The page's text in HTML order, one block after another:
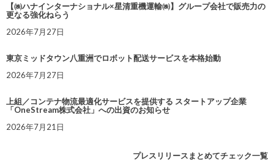
【㈱ハナインターナショナル×星清重機運輸㈱】グループ会社で販売力の
更なる強化ねらう
2026年7月27日
東京ミッドタウン八重洲でロボット配送サービスを本格始動
2026年7月27日
上組／コンテナ物流最適化サービスを提供する スタートアップ企業
「OneStream株式会社」への出資のお知らせ
2026年7月21日
プレスリリースまとめてチェック一覧